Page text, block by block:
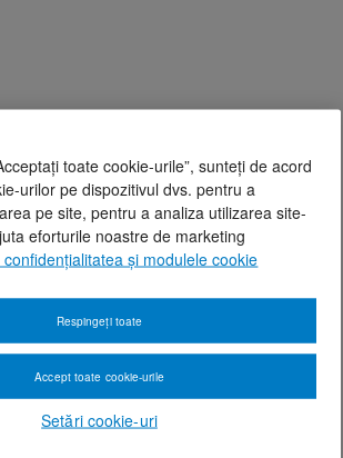
toate cookie-urile”, sunteți de acord
urilor pe dispozitivul dvs. pentru a
pe site, pentru a analiza utilizarea site-
eforturile noastre de marketing
și modulele cookie
Setări cookie-uri
Respingeți toate
Accept toate cookie-urile